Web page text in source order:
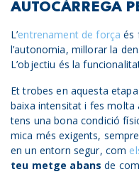
AUTOCÀRREGA
L’entrenament de forçaés
l’autonomia, millorar la
L’objectiu és la
Et trobes en aquesta
baixa intensitat i fes molta
tens una bona condició
mica més exigents,
en un entorn segur, com
teu metge abans de